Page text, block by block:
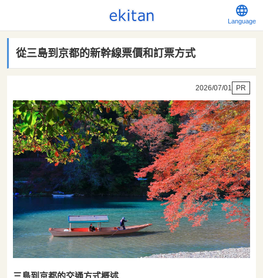
Language
從三島到京都的新幹線票價和訂票方式
2026/07/01 PR